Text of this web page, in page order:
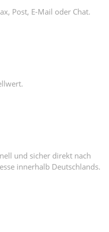
Post, E-Mail oder Chat.
und sicher direkt nach
innerhalb Deutschlands.